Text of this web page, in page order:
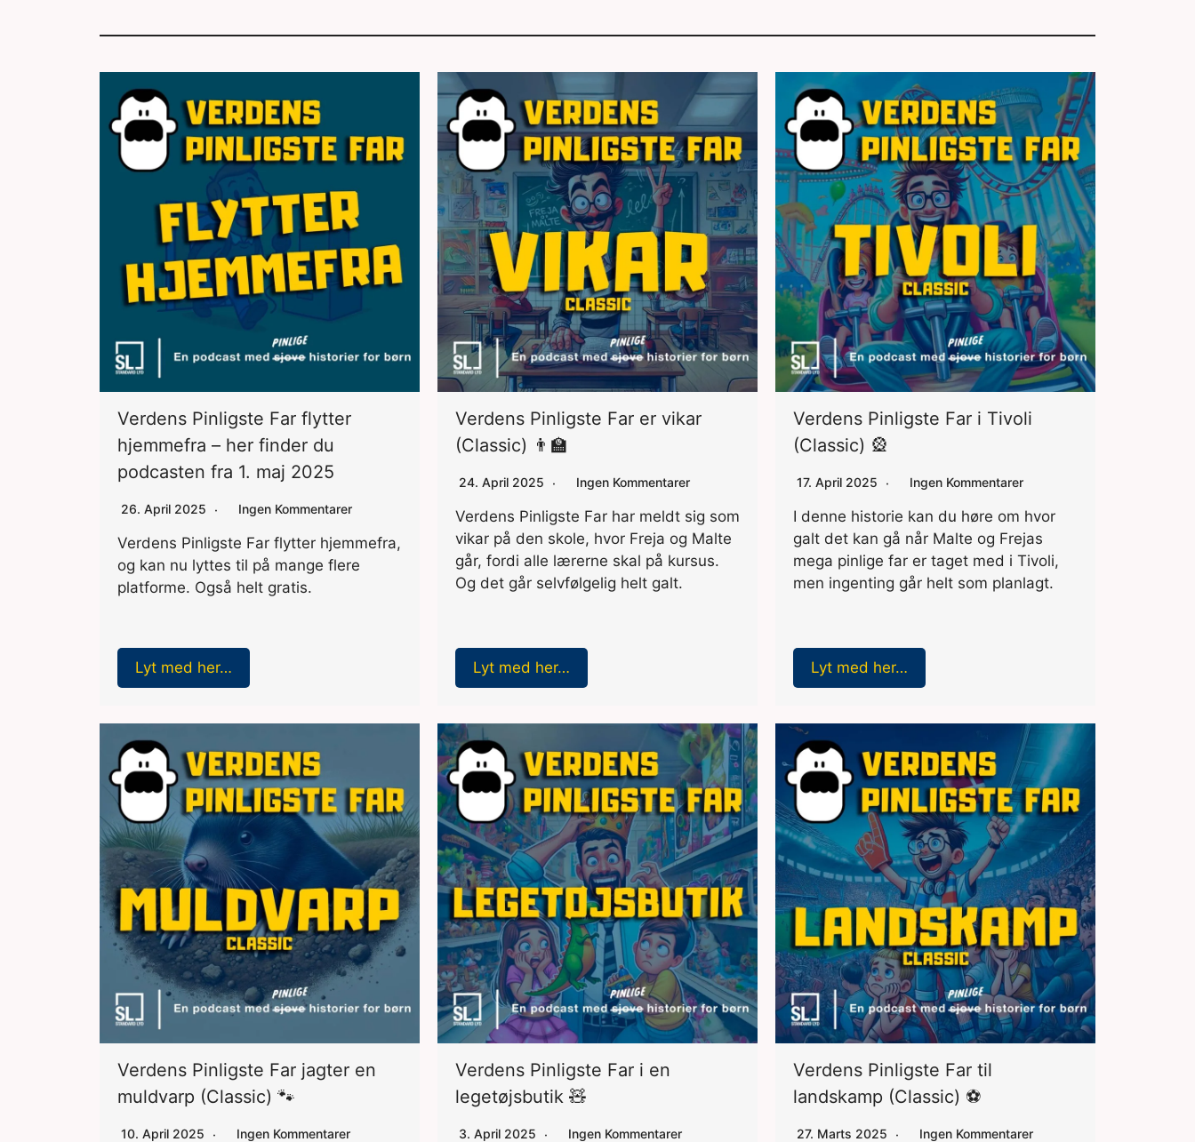
Verdens Pinligste Far flytter
hjemmefra – her finder du
podcasten fra 1. maj 2025
26. April 2025 Ingen Kommentarer
Verdens Pinligste Far flytter hjemmefra,
og kan nu lyttes til på mange flere
platforme. Også helt gratis.
Lyt med her…
Verdens Pinligste Far er vikar
(Classic) 👨‍🏫
24. April 2025 Ingen Kommentarer
Verdens Pinligste Far har meldt sig som
vikar på den skole, hvor Freja og Malte
går, fordi alle lærerne skal på kursus.
Og det går selvfølgelig helt galt.
Lyt med her…
Verdens Pinligste Far i Tivoli
(Classic) 🎡
17. April 2025 Ingen Kommentarer
I denne historie kan du høre om hvor
galt det kan gå når Malte og Frejas
mega pinlige far er taget med i Tivoli,
men ingenting går helt som planlagt.
Lyt med her…
Verdens Pinligste Far jagter en
muldvarp (Classic) 🐾
10. April 2025 Ingen Kommentarer
Verdens Pinligste Far i en
legetøjsbutik 🧸
3. April 2025 Ingen Kommentarer
Verdens Pinligste Far til
landskamp (Classic) ⚽
27. Marts 2025 Ingen Kommentarer